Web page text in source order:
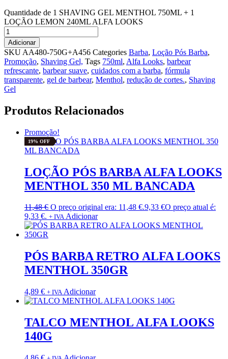
Quantidade de 1 SHAVING GEL MENTHOL 750ML + 1
LOÇÃO LEMON 240ML ALFA LOOKS
Adicionar
SKU AA480-750G+A456 Categories Barba, Loção Pós Barba,
Promoção, Shaving Gel, Tags 750ml, Alfa Looks, barbear
refrescante, barbear suave, cuidados com a barba, fórmula
transparente, gel de barbear, Menthol, redução de cortes., Shaving
Gel
Produtos Relacionados
Promoção!
19% OFF
LOÇÃO PÓS BARBA ALFA LOOKS
MENTHOL 350 ML BANCADA
11,48€ O preço original era: 11,48 €.9,33 €O preço atual é:
9,33 €. + IVA Adicionar
PÓS BARBA RETRO ALFA LOOKS
MENTHOL 350GR
4,89 € + IVA Adicionar
TALCO MENTHOL ALFA LOOKS
140G